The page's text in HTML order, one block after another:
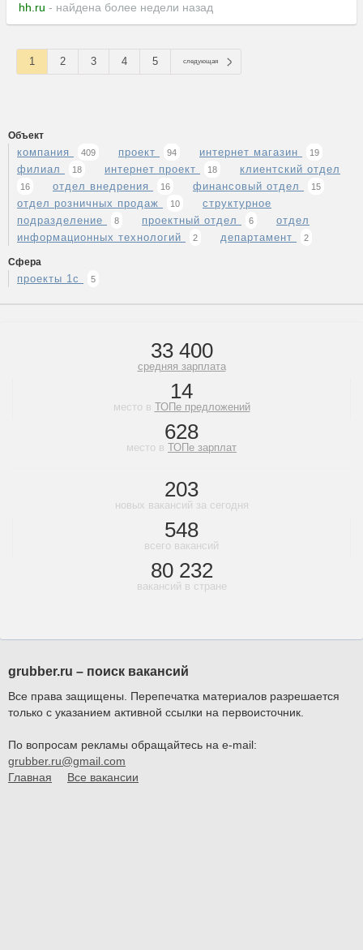
hh.ru - найдена более недели назад
1 2 3 4 5 следующая
Объект
компания 409 проект 94 интернет магазин 19
филиал 18 интернет проект 18 клиентский отдел
16 отдел внедрения 16 финансовый отдел 15
отдел розничных продаж 10
структурное
подразделение
8 проектный отдел 6
отдел
информационных технологий
2 департамент 2
Сфера
проекты 1с 5
33 400
средняя зарплата
14
место в ТОПе предложений
628
место в ТОПе зарплат
203
новых вакансий за сегодня
548
всего вакансий
80 232
вакансий в стране
grubber.ru – поиск вакансий
Все права защищены. Перепечатка материалов разрешается
только с указанием активной ссылки на первоисточник.
По вопросам рекламы обращайтесь на e-mail:
grubber.ru@gmail.com
Главная
Все вакансии